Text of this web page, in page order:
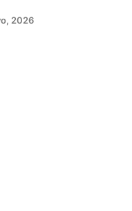
2026